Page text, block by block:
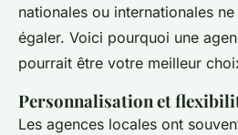
nationales ou internationales
égaler. Voici pourquoi une
pourrait être votre meilleur
Personnalisation et
Les agences locales ont